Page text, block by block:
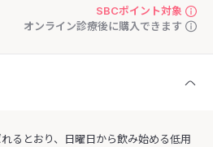
SBCポイント対象
オンライン診療後に購入できます
るとおり、日曜日から飲み始める低用